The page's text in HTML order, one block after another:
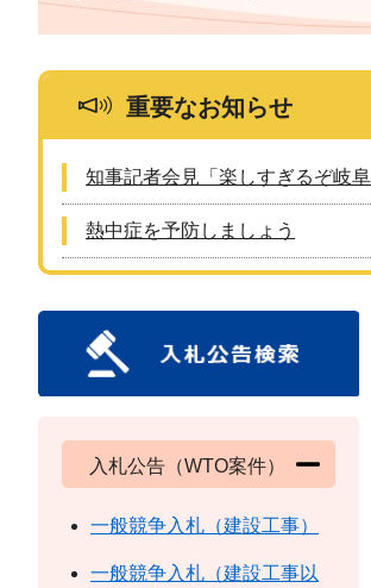
重要なお知らせ
知事記者会見「楽しすぎるぞ岐
熱中症を予防しましょう
入札公告（WTO案件）
一般競争入札（建設工事）
一般競争入札（建設工事以